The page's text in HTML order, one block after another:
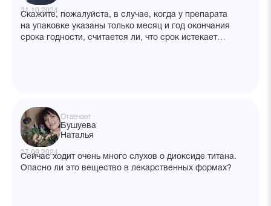
31.10.2024
Скажите, пожалуйста, в случае, когда у препарата
на упаковке указаны только месяц и год окончания
срока годности, считается ли, что срок истекает
Отвечает
Бушуева
Наталья
27.09.2024
Сейчас ходит очень много слухов о диоксиде титана.
Опасно ли это вещество в лекарственных формах?